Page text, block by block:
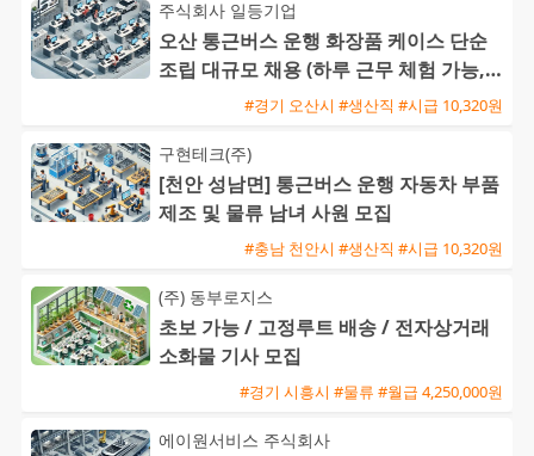
주식회사 일등기업
오산 통근버스 운행 화장품 케이스 단순
조립 대규모 채용 (하루 근무 체험 가능,
정규직 전환)#경기 오산시 #생산직 #시급 10,320원
구현테크(주)
[천안 성남면] 통근버스 운행 자동차 부품
제조 및 물류 남녀 사원 모집
#충남 천안시 #생산직 #시급 10,320원
(주) 동부로지스
초보 가능 / 고정루트 배송 / 전자상거래
소화물 기사 모집
#경기 시흥시 #물류 #월급 4,250,000원
에이원서비스 주식회사